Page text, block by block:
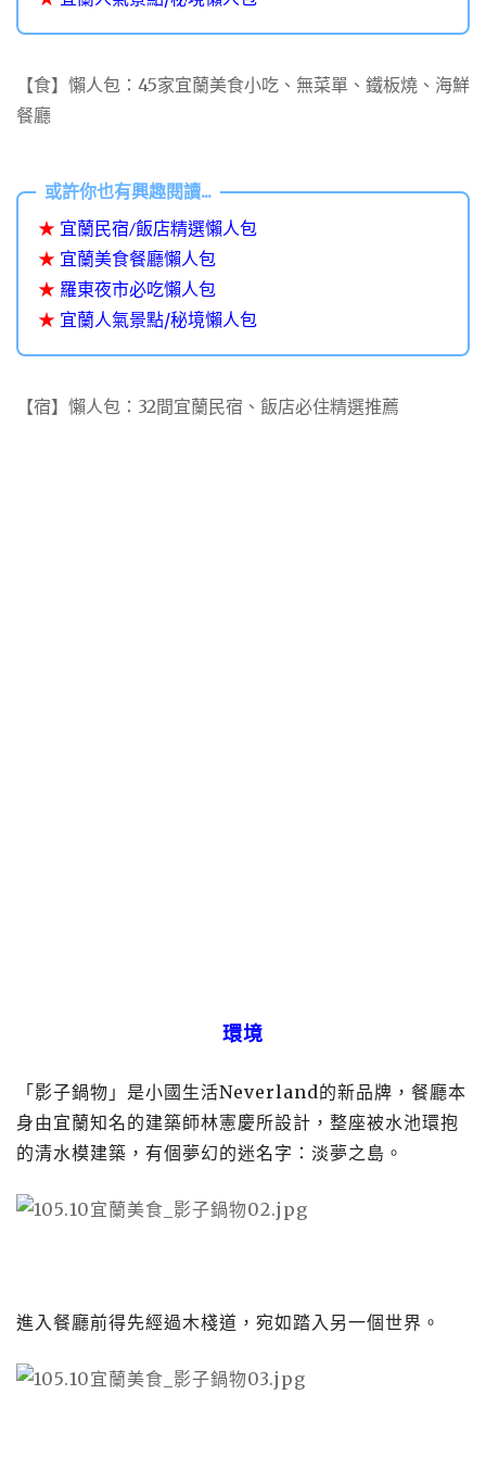
【食】懶人包：45家宜蘭美食小吃、無菜單、鐵板燒、海鮮
餐廳
★ 宜蘭民宿/飯店精選懶人包
★ 宜蘭美食餐廳懶人包
★ 羅東夜市必吃懶人包
★ 宜蘭人氣景點/秘境懶人包
【宿】懶人包：32間宜蘭民宿、飯店必住精選推薦
環境
「影子鍋物」是小國生活Neverland的新品牌，餐廳本
身由宜蘭知名的建築師林憲慶所設計，整座被水池環抱
的清水模建築，有個夢幻的迷名字：淡夢之島。
進入餐廳前得先經過木棧道，宛如踏入另一個世界。